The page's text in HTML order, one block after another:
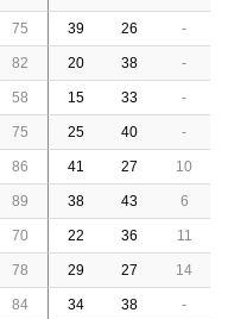
75 39 26 -
82 20 38 -
58 15 33 -
75 25 40 -
86 41 27 10
89 38 43 6
70 22 36 11
78 29 27 14
84 34 38 -